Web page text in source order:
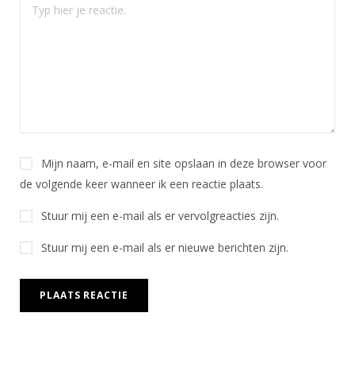
Mijn naam, e-mail en site opslaan in deze browser voor
de volgende keer wanneer ik een reactie plaats.
Stuur mij een e-mail als er vervolgreacties zijn.
Stuur mij een e-mail als er nieuwe berichten zijn.